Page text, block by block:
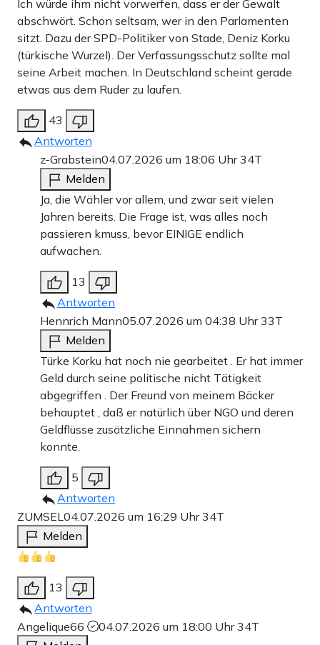
Ich würde ihm nicht vorwerfen, dass er der Gewalt
abschwört. Schon seltsam, wer in den Parlamenten
sitzt. Dazu der SPD-Politiker von Stade, Deniz Korku
(türkische Wurzel). Der Verfassungsschutz sollte mal
seine Arbeit machen. In Deutschland scheint gerade
etwas aus dem Ruder zu laufen.
43
Antworten
z-Grabstein04.07.2026 um 18:06 Uhr34T
Melden
Ja, die Wähler vor allem, und zwar seit vielen
Jahren bereits. Die Frage ist, was alles noch
passieren kmuss, bevor EINIGE endlich
aufwachen.
13
Antworten
Hennrich Mann05.07.2026 um 04:38 Uhr33T
Melden
Türke Korku hat noch nie gearbeitet . Er hat immer
Geld durch seine politische nicht Tätigkeit
abgegriffen . Der Freund von meinem Bäcker
behauptet , daß er natürlich über NGO und deren
Geldflüsse zusätzliche Einnahmen sichern
konnte.
5
Antworten
ZUMSEL04.07.2026 um 16:29 Uhr34T
Melden
13
Antworten
Angelique66
04.07.2026 um 18:00 Uhr34T